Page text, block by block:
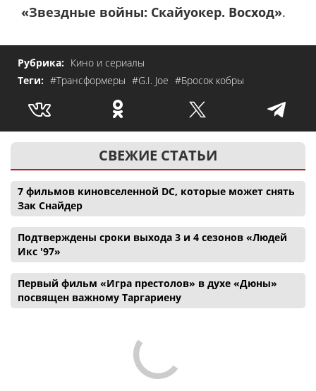
«Звездные войны: Скайуокер. Восход».
Рубрика: Кино и сериалы
Теги: #Трансформеры #G.I. Joe #Бросок кобры
СВЕЖИЕ СТАТЬИ
7 фильмов киновселенной DC, которые может снять
Зак Снайдер
Подтверждены сроки выхода 3 и 4 сезонов «Людей
Икс '97»
Первый фильм «Игра престолов» в духе «Дюны»
посвящен важному Таргариену